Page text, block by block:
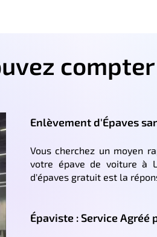
Enlèvement d'Épaves
Vous cherchez un moyen
votre épave de voiture à
d'épaves gratuit est la
Épaviste : Service Agréé